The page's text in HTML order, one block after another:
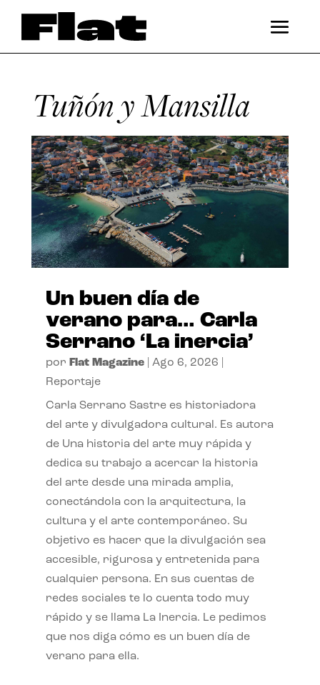
Tuñón y Mansilla
Un buen día de
verano para… Carla
Serrano ‘La inercia’
por Flat Magazine| Ago 6, 2026
Reportaje
Carla Serrano Sastre es historiadora
del arte y divulgadora cultural. Es autora
de Una historia del arte muy rápida y
dedica su trabajo a acercar la historia
del arte desde una mirada amplia,
conectándola con la arquitectura, la
cultura y el arte contemporáneo. Su
objetivo es hacer que la divulgación sea
accesible, rigurosa y entretenida para
cualquier persona. En sus cuentas de
redes sociales te lo cuenta todo muy
rápido y se llama La Inercia. Le pedimos
que nos diga cómo es un buen día de
verano para ella.